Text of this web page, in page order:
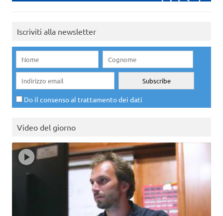
Iscriviti alla newsletter
Do il consenso al trattamento dei dati
Video del giorno